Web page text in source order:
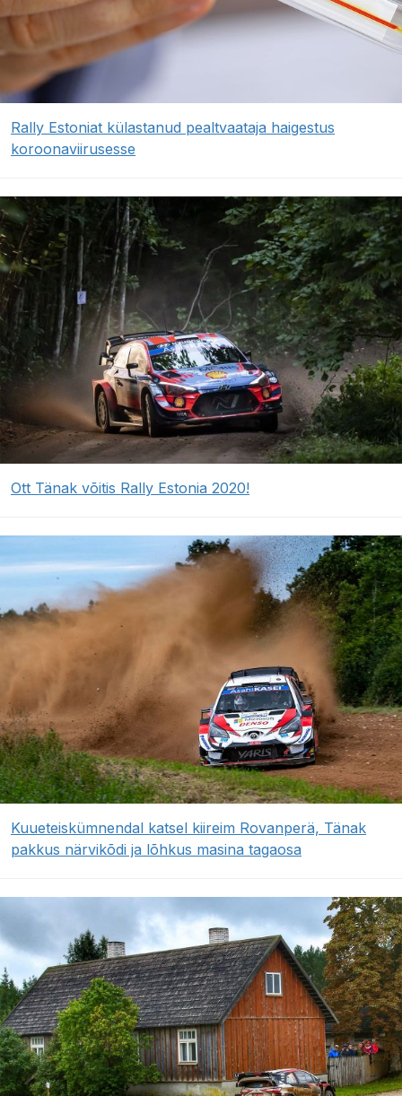
Rally Estoniat külastanud pealtvaataja haigestus
koroonaviirusesse
Ott Tänak võitis Rally Estonia 2020!
Kuueteiskümnendal katsel kiireim Rovanperä, Tänak
pakkus närvikõdi ja lõhkus masina tagaosa